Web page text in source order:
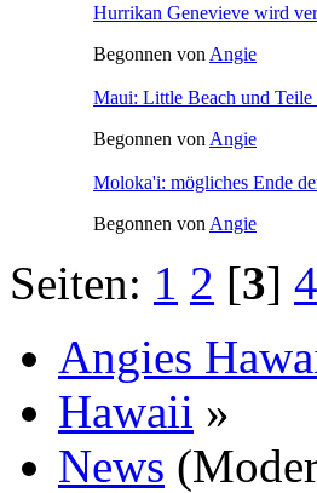
Hurrikan Genevieve wird
Begonnen von Angie
Maui: Little Beach und Teile
Begonnen von Angie
Moloka'i: mögliches Ende
Begonnen von Angie
Seiten: 1 2 [3] 4
Angies
Hawaii »
News